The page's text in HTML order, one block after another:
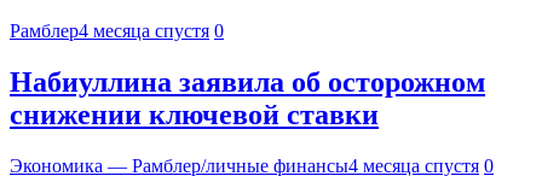
Рамблер4 месяца спустя 0
Набиуллина заявила об осторожном
снижении ключевой ставки
Экономика — Рамблер/личные финансы4 месяца спустя 0